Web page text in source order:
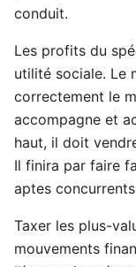
conduit.
Les profits du
utilité sociale. Le
correctement le
accompagne et
haut, il doit
Il finira par faire
aptes
Taxer les plus-
mouvements